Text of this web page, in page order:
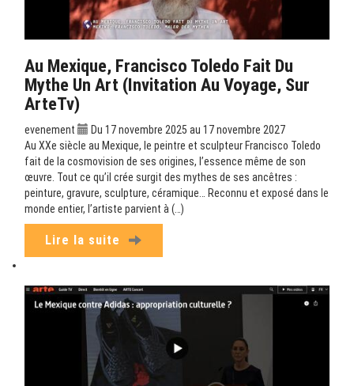
Au Mexique, Francisco Toledo Fait Du
Mythe Un Art (Invitation Au Voyage, Sur
ArteTv)
evenement
Du 17 novembre 2025 au 17 novembre 2027
Au XXe siècle au Mexique, le peintre et sculpteur Francisco Toledo
fait de la cosmovision de ses origines, l’essence même de son
œuvre. Tout ce qu’il crée surgit des mythes de ses ancêtres :
peinture, gravure, sculpture, céramique… Reconnu et exposé dans le
monde entier, l’artiste parvient à (…)
Lire la suite